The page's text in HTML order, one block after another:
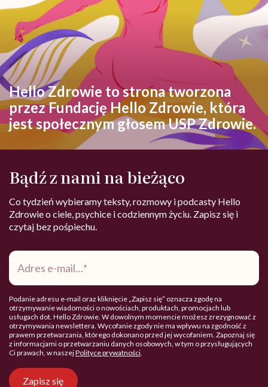
Hello Zdrowie to strona tworzona
przez Fundację Hello Zdrowie, która
jest społecznym głosem USP Zdrowie.
Bądź z nami na bieżąco
Co tydzień wybieramy teksty, rozmowy i podcasty Hello
Zdrowie o ciele, psychice i codziennym życiu. Zapisz się i
czytaj bez pośpiechu.
Adres
mail*
Podanie adresu e-mail oraz kliknięcie „Zapisz się” oznacza zgodę na
otrzymywanie wiadomości o nowościach, produktach, promocjach lub
usługach dot. Hello Zdrowie. W dowolnym momencie możesz zrezygnować z
otrzymywania newslettera. Wycofanie zgody nie ma wpływu na zgodność z
prawem przetwarzania, którego dokonano przed jej wycofaniem. Zapoznaj się
z informacjami o przetwarzaniu danych osobowych, w tym o przysługujących
Ci prawach, w naszejPolityce prywatności.
Zapisz się